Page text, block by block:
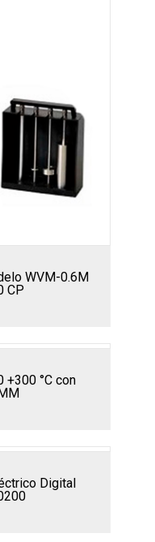
WVM-0.6M
CP
+300 °C con
Digital